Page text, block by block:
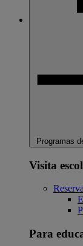
Programas
Visita
Para